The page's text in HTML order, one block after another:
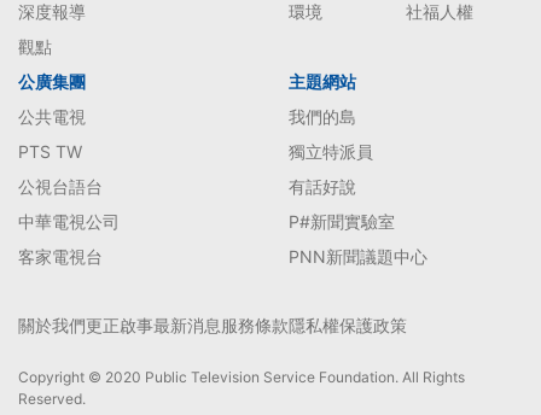
深度報導
觀點
環境
社福人權
公廣集團
公共電視
PTS TW
公視台語台
中華電視公司
客家電視台
主題網站
我們的島
獨立特派員
有話好說
P#新聞實驗室
PNN新聞議題中心
關於我們更正啟事最新消息服務條款隱私權保護政策
Copyright © 2020 Public Television Service Foundation. All Rights
Reserved.